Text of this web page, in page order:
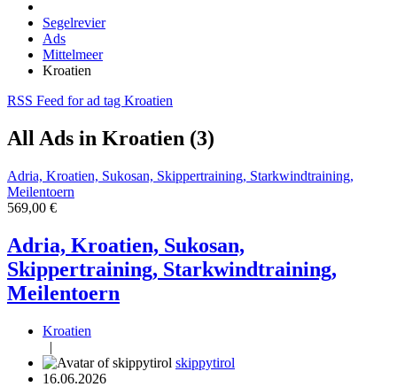
Segelrevier
Ads
Mittelmeer
Kroatien
RSS Feed for ad tag Kroatien
All Ads in Kroatien (3)
Adria, Kroatien, Sukosan, Skippertraining, Starkwindtraining,
Meilentoern
569,00 €
Adria, Kroatien, Sukosan,
Skippertraining, Starkwindtraining,
Meilentoern
Kroatien
|
skippytirol
16.06.2026